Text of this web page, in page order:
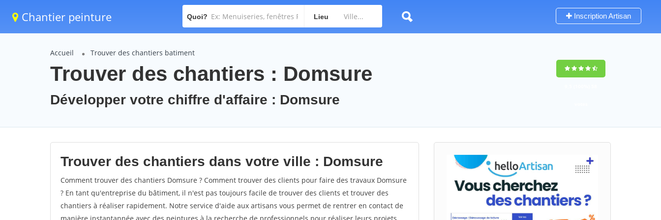
Chantier peinture Quoi? Lieu Inscription Artisan
Accueil Trouver des chantiers batiment
Trouver des chantiers : Domsure
Développer votre chiffre d'affaire : Domsure
Trouver des chantiers dans votre ville : Domsure
Comment trouver des chantiers Domsure ? Comment trouver des clients pour faire des travaux Domsure
? En tant qu'entreprise du bâtiment, il n'est pas toujours facile de trouver des clients et trouver des
chantiers à réaliser rapidement. Notre service d'aide aux artisans vous permet de rentrer en contact de